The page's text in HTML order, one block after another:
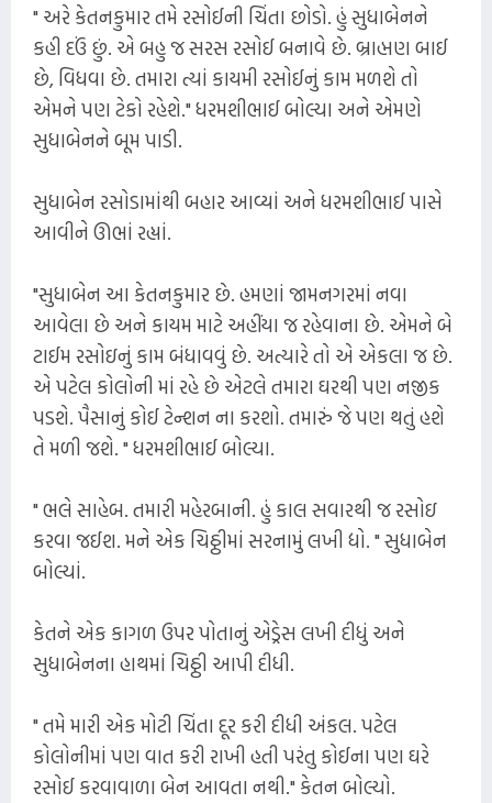
" અરે કેતનકુમાર તમે રસોઈની ચિંતા છોડો. હું સુધાબેનને
કહી દઉં છું. એ બહુ જ સરસ રસોઈ બનાવે છે. બ્રાહ્મણ બાઈ
છે, વિધવા છે. તમારા ત્યાં કાયમી રસોઈનું કામ મળશે તો
એમને પણ ટેકો રહેશે." ધરમશીભાઈ બોલ્યા અને એમણે
સુધાબેનને બૂમ પાડી.
સુધાબેન રસોડામાંથી બહાર આવ્યાં અને ધરમશીભાઈ પાસે
આવીને ઊભાં રહ્યાં.
"સુધાબેન આ કેતનકુમાર છે. હમણાં જામનગરમાં નવા
આવેલા છે અને કાયમ માટે અહીંયા જ રહેવાના છે. એમને બે
ટાઈમ રસોઇનું કામ બંધાવવું છે. અત્યારે તો એ એકલા જ છે.
એ પટેલ કોલોની માં રહે છે એટલે તમારા ઘરથી પણ નજીક
પડશે. પૈસાનું કોઈ ટેન્શન ના કરશો. તમારું જે પણ થતું હશે
તે મળી જશે. " ધરમશીભાઈ બોલ્યા.
" ભલે સાહેબ. તમારી મહેરબાની. હું કાલ સવારથી જ રસોઇ
કરવા જઈશ. મને એક ચિઠ્ઠીમાં સરનામું લખી દ્યો. " સુધાબેન
બોલ્યાં.
કેતને એક કાગળ ઉપર પોતાનું એડ્રેસ લખી દીધું અને
સુધાબેનના હાથમાં ચિઠ્ઠી આપી દીધી.
" તમે મારી એક મોટી ચિંતા દૂર કરી દીધી અંકલ. પટેલ
કોલોનીમાં પણ વાત કરી રાખી હતી પરંતુ કોઈના પણ ઘરે
રસોઈ કરવાવાળા બેન આવતા નથી." કેતન બોલ્યો.